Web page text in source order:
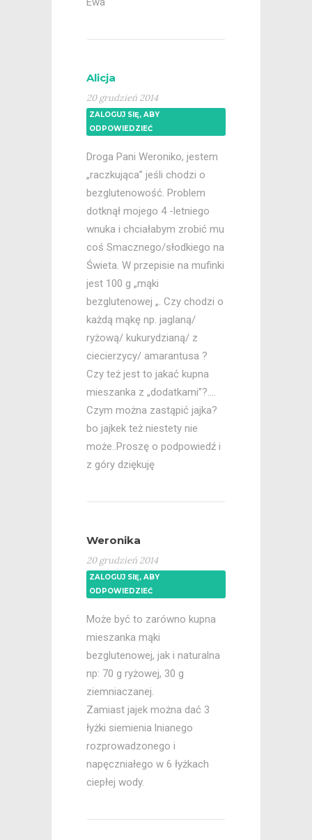
Alicja
20 grudzień 2014
ZALOGUJ SIĘ, ABY
ODPOWIEDZIEĆ
Droga Pani Weroniko, jestem
„raczkująca” jeśli chodzi o
bezglutenowość. Problem
dotknął mojego 4 -letniego
wnuka i chciałabym zrobić mu
coś Smacznego/słodkiego na
Świeta. W przepisie na mufinki
jest 100 g „mąki
bezglutenowej „. Czy chodzi o
każdą mąkę np. jaglaną/
ryżową/ kukurydzianą/ z
ciecierzycy/ amarantusa ?
Czy też jest to jakać kupna
mieszanka z „dodatkami”?….
Czym można zastąpić jajka?
bo jajkek też niestety nie
może..Proszę o podpowiedź i
z góry dziękuję
Weronika
20 grudzień 2014
ZALOGUJ SIĘ, ABY
ODPOWIEDZIEĆ
Może być to zarówno kupna
mieszanka mąki
bezglutenowej, jak i naturalna
np: 70 g ryżowej, 30 g
ziemniaczanej.
Zamiast jajek można dać 3
łyżki siemienia lnianego
rozprowadzonego i
napęczniałego w 6 łyżkach
ciepłej wody.